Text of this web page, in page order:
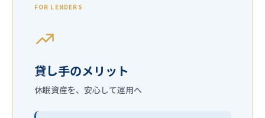
FOR LENDERS
貸し手のメリット
休眠資産を、安心して運用へ